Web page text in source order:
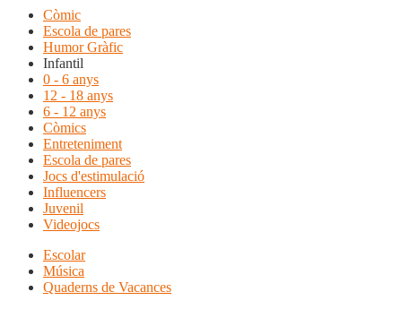
Còmic
Escola de pares
Humor Gràfic
Infantil
0 - 6 anys
12 - 18 anys
6 - 12 anys
Còmics
Entreteniment
Escola de pares
Jocs d'estimulació
Influencers
Juvenil
Videojocs
Escolar
Música
Quaderns de Vacances